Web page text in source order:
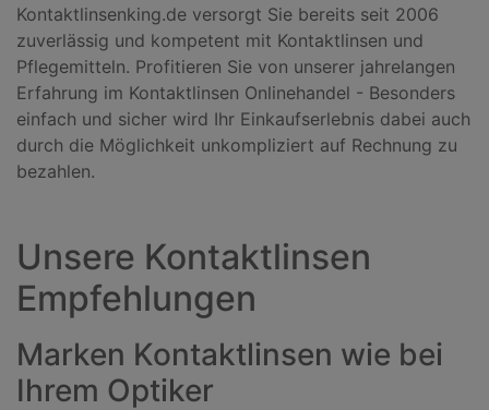
Kontaktlinsenking.de versorgt Sie bereits seit 2006
zuverlässig und kompetent mit Kontaktlinsen und
Pflegemitteln. Profitieren Sie von unserer jahrelangen
Erfahrung im Kontaktlinsen Onlinehandel - Besonders
einfach und sicher wird Ihr Einkaufserlebnis dabei auch
durch die Möglichkeit unkompliziert auf Rechnung zu
bezahlen.
Unsere Kontaktlinsen
Empfehlungen
Marken Kontaktlinsen wie bei
Ihrem Optiker